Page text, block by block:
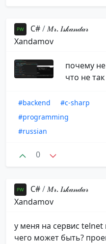
С#/𝑀𝓇. 𝐼𝓈𝓀𝒶𝓃𝒹𝒶𝓇️
️Xandamov
почему
что не
#backend
#c-sharp
#programming
#russian
0
С#/𝑀𝓇. 𝐼𝓈𝓀𝒶𝓃𝒹𝒶𝓇️
️Xandamov
у меня на сервиc telnet
чего может быть?